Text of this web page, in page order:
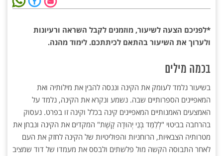
*לפניכם הצעה לשיעור, מוזמנים לקבל השראה ורעיונות
ולערוך את השיעור בהתאם לכיתתכם. לימוד מהנה.
בכמה מילים
בשיעור נלמד לעומק את הקינה וננסה להבין את מילותיה ואת
המאפיינים הספרותיים שבה. נשמע ונקרא את הקינה, נלמד על
האמצעים האמנותיים המאפיינים קינה בכלל וקינה זו בפרט. נעסוק
בהרחבה בביטוי "לְלַמֵּד בְּנֵי יְהוּדָה קָשֶׁת" המקדים את הקינה ונבחן את
מטרותיה הצבאיות, הרוחניות והפוליטיות של הקינה לחזק את העם
לאחר התבוסה הקשה מול פלשתים ולבסס את מעמדו של דוד שמציב